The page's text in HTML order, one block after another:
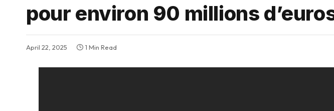
pour environ 90 millions
April 22, 2025 1 Min Read